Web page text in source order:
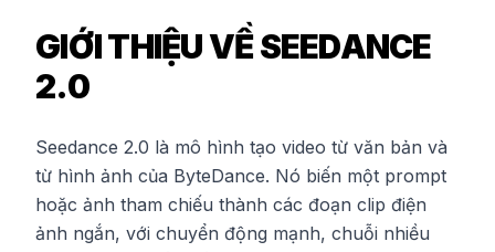
GIỚI THIỆU VỀ SEEDANCE
2.0
Seedance 2.0 là mô hình tạo video từ văn bản và
từ hình ảnh của ByteDance. Nó biến một prompt
hoặc ảnh tham chiếu thành các đoạn clip điện
ảnh ngắn, với chuyển động mạnh, chuỗi nhiều